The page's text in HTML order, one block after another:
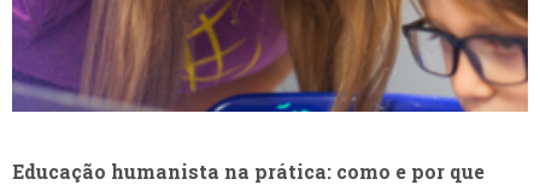
Educação humanista na prática: como e por que